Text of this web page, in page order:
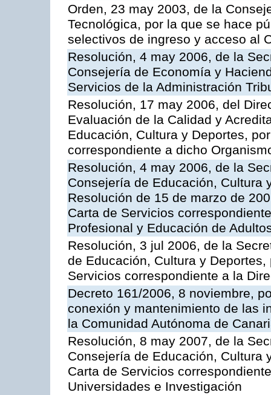
Orden, 23 may 2003, de la
Tecnológica, por la que se hace
selectivos de ingreso y acceso al
Resolución, 4 may 2006, de la
Consejería de Economía y
Servicios de la Administración
Resolución, 17 may 2006, del
Evaluación de la Calidad y
Educación, Cultura y Deportes,
correspondiente a dicho
Resolución, 4 may 2006, de la
Consejería de Educación, Cultura
Resolución de 15 de marzo de
Carta de Servicios
Profesional y Educación de
Resolución, 3 jul 2006, de la
de Educación, Cultura y
Servicios correspondiente a la
Decreto 161/2006, 8 noviembre,
conexión y mantenimiento de las
la Comunidad Autónoma de
Resolución, 8 may 2007, de la
Consejería de Educación, Cultura
Carta de Servicios
Universidades e Investigación